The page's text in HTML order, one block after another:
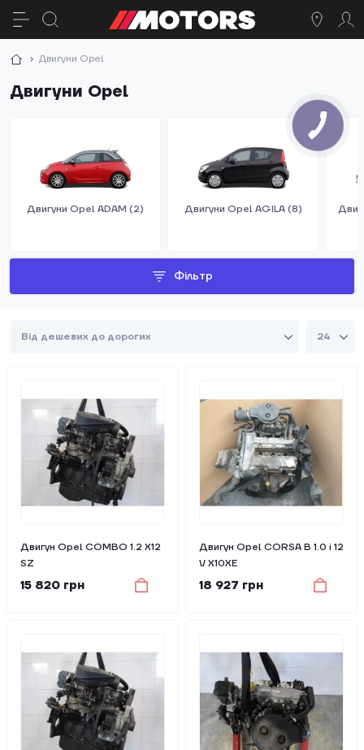
Двигуни Opel
Двигуни Opel
Двигуни Opel ADAM (2) Двигуни Opel AGILA (8)
Фільтр
Двигун Opel COMBO 1.2 X12
SZ
15 820 грн
Двигун Opel CORSA B 1.0 i 12
V X10XE
18 927 грн